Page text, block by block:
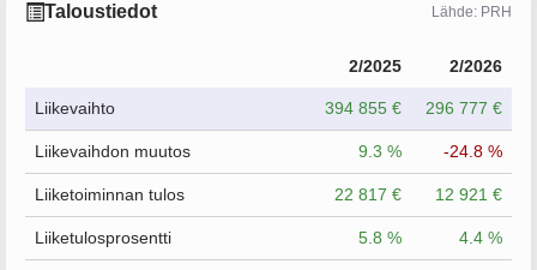
Taloustiedot Lähde: PRH
2/2025 2/2026
Liikevaihto 394 855 € 296 777 €
Liikevaihdon muutos 9.3 % -24.8 %
Liiketoiminnan tulos 22 817 € 12 921 €
Liiketulosprosentti 5.8 % 4.4 %